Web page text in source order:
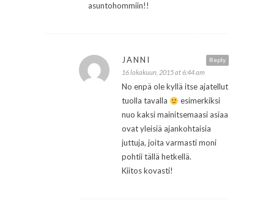
asuntohommiin!!
Reply
JANNI
16 lokakuun, 2015 at 6:44 am
No enpä ole kyllä itse ajatellut
tuolla tavalla
esimerkiksi
nuo kaksi mainitsemaasi asiaa
ovat yleisiä ajankohtaisia
juttuja, joita varmasti moni
pohtii tällä hetkellä.
Kiitos kovasti!